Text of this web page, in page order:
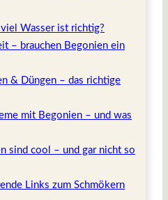
Wasser ist richtig?
– brauchen Begonien ein
& Düngen – das richtige
mit Begonien – und was
sind cool – und gar nicht so
Links zum Schmökern